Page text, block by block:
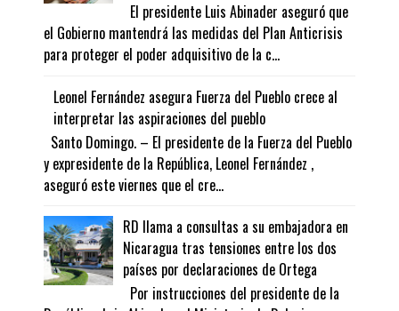
El presidente Luis Abinader aseguró que
el Gobierno mantendrá las medidas del Plan Anticrisis
para proteger el poder adquisitivo de la c...
Leonel Fernández asegura Fuerza del Pueblo crece al
interpretar las aspiraciones del pueblo
Santo Domingo. – El presidente de la Fuerza del Pueblo
y expresidente de la República, Leonel Fernández ,
aseguró este viernes que el cre...
RD llama a consultas a su embajadora en
Nicaragua tras tensiones entre los dos
países por declaraciones de Ortega
Por instrucciones del presidente de la